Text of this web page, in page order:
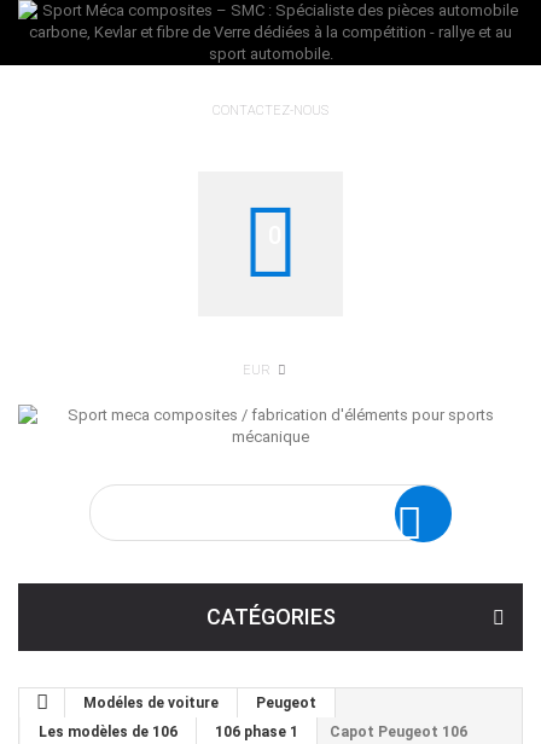
CONTACTEZ-NOUS
EUR
CATÉGORIES
Modéles de voiture
Peugeot
Les modèles de 106
106 phase 1
Capot Peugeot 106